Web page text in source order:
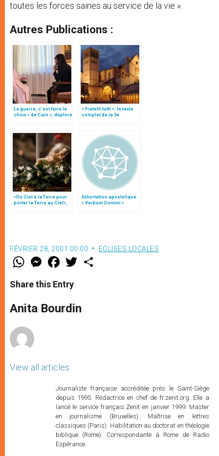
toutes les forces saines au service de la vie ».
Autres Publications :
La guerre, c’est faire le
choix « de Caïn », déplore
« Fratelli tutti »: le texte
complet de la 3e
«Du Ciel à la Terre pour
porter la Terre au Ciel»,
Exhortation apostolique
« Verbum Domini »
FÉVRIER 28, 2001 00:00 EGLISES LOCALES
W
t
s
p
p
M
e
s
e
g
e
F
a
e
b
o
k
w
r
Share this Entry
Anita Bourdin
View all articles
Journaliste française accréditée près le Saint-Siège
depuis 1995. Rédactrice en chef de fr.zenit.org. Elle a
lancé le service français Zenit en janvier 1999. Master
en journalisme (Bruxelles). Maîtrise en lettres
classiques (Paris). Habilitation au doctorat en théologie
biblique (Rome). Correspondante à Rome de Radio
Espérance.